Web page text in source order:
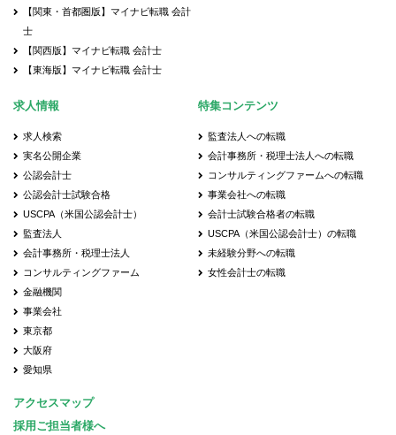
【関東・首都圏版】マイナビ転職 会計
士
【関西版】マイナビ転職 会計士
【東海版】マイナビ転職 会計士
求人情報
求人検索
実名公開企業
公認会計士
公認会計士試験合格
USCPA（米国公認会計士）
監査法人
会計事務所・税理士法人
コンサルティングファーム
金融機関
事業会社
東京都
大阪府
愛知県
特集コンテンツ
監査法人への転職
会計事務所・税理士法人への転職
コンサルティングファームへの転職
事業会社への転職
会計士試験合格者の転職
USCPA（米国公認会計士）の転職
未経験分野への転職
女性会計士の転職
アクセスマップ
採用ご担当者様へ